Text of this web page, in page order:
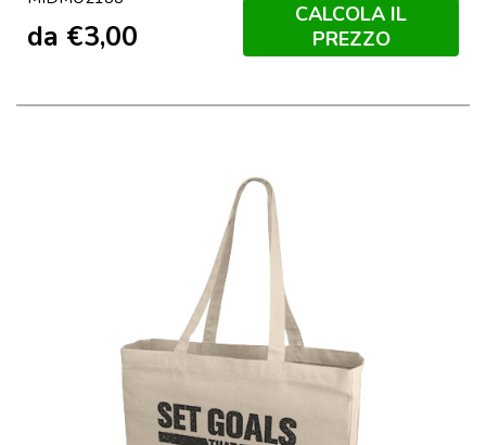
da €3,00
CALCOLA IL
PREZZO